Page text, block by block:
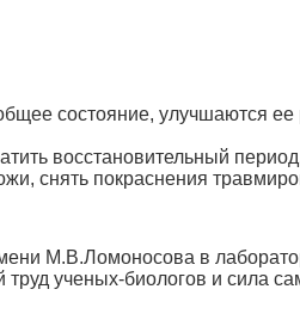
состояние, улучшаются
восстановительный
снять покраснения
М.В.Ломоносова в
ученых-биологов и сила